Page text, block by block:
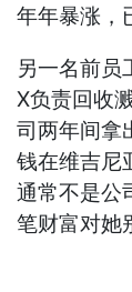
年年暴涨，
另一名前
X负责回收
司两年间拿
钱在维吉尼
通常不是公
笔财富对她